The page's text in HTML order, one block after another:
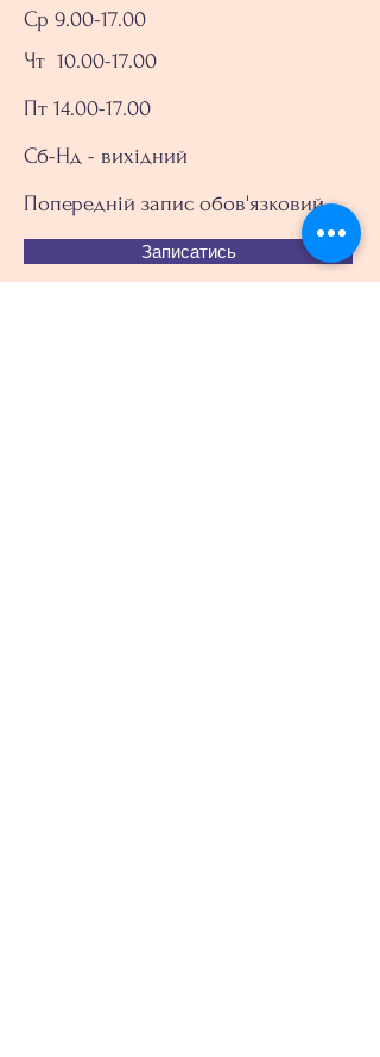
Ср 9.00-17.00
Чт 10.00-17.00
Пт 14.00-17.00
Сб-Нд - вихідний
Попередній запис обов'язковий
Записатись